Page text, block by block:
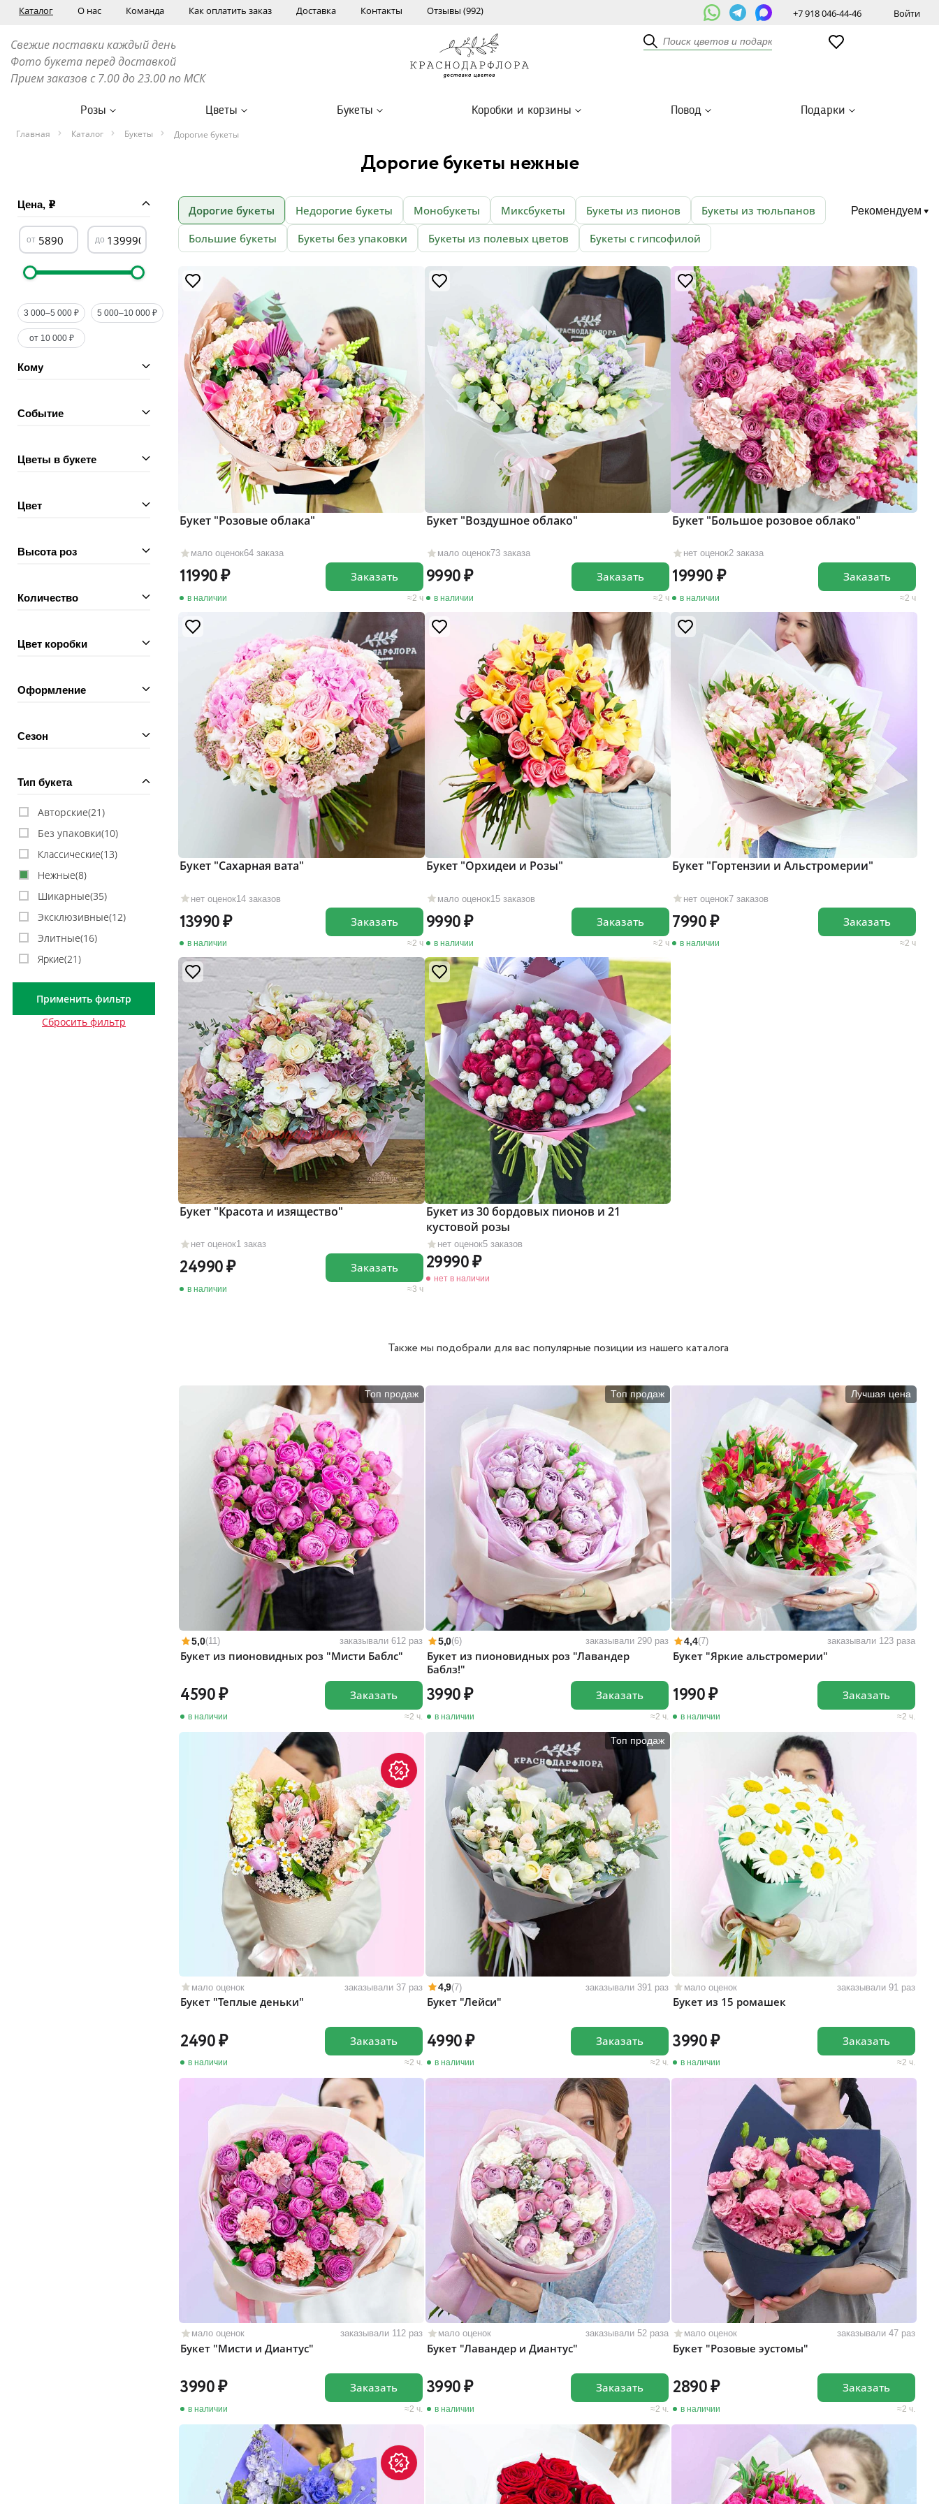
Каталог О нас Команда Как оплатить заказ Доставка Контакты Отзывы (992) +7 918 046-44-46 Войти
Свежие поставки каждый день
Фото букета перед доставкой
Прием заказов с 7.00 до 23.00 по МСК
Розы Цветы Букеты Коробки и корзины Повод Подарки
Главная Каталог Букеты Дорогие букеты
Дорогие букеты нежные
Цена,
3 000–5 000 ₽ 5 000–10 000 ₽
от 10 000 ₽
Кому
Событие
Цветы в букете
Цвет
Высота роз
Количество
Цвет коробки
Оформление
Сезон
Тип букета
Авторские(21)
Без упаковки(10)
Классические(13)
Нежные(8)
Шикарные(35)
Эксклюзивные(12)
Элитные(16)
Яркие(21)
Применить фильтр
Сбросить фильтр
Дорогие букеты Недорогие букеты Монобукеты Миксбукеты Букеты из пионов
Букеты из тюльпанов
Большие букеты
Букеты без упаковки Букеты из полевых цветов Букеты с гипсофилой
Рекомендуем
мало оценок64 заказа
Букет "Розовые облака"
11990
в наличии 2 ч
Заказать
мало оценок73 заказа
Букет "Воздушное облако"
9990
в наличии 2 ч
Заказать
нет оценок2 заказа
Букет "Большое розовое облако"
19990
в наличии 2 ч
Заказать
нет оценок14 заказов
Букет "Сахарная вата"
13990
в наличии 2 ч
Заказать
мало оценок15 заказов
Букет "Орхидеи и Розы"
9990
в наличии 2 ч
Заказать
нет оценок7 заказов
Букет "Гортензии и Альстромерии"
7990
в наличии 2 ч
Заказать
нет оценок1 заказ
Букет "Красота и изящество"
24990
в наличии 3 ч
Заказать
нет оценок5 заказов
Букет из 30 бордовых пионов и 21
кустовой розы
29990
нет в наличии
Также мы подобрали для вас популярные позиции из нашего каталога
Топ продаж
5,0(11) заказывали 612 раз
Букет из пионовидных роз "Мисти Баблс"
4590
в наличии 2 ч.
Заказать
Топ продаж
5,0(6) заказывали 290 раз
Букет из пионовидных роз "Лавандер
Баблз!"
3990
в наличии 2 ч.
Заказать
Лучшая цена
4,4(7) заказывали 123 раза
Букет "Яркие альстромерии"
1990
в наличии 2 ч.
Заказать
мало оценок заказывали 37 раз
Букет "Теплые деньки"
2490
в наличии 2 ч.
Заказать
Топ продаж
4,9(7) заказывали 391 раз
Букет "Лейси"
4990
в наличии 2 ч.
Заказать
мало оценок заказывали 91 раз
Букет из 15 ромашек
3990
в наличии 2 ч.
Заказать
мало оценок заказывали 112 раз
Букет "Мисти и Диантус"
3990
в наличии 2 ч.
Заказать
мало оценок заказывали 52 раза
Букет "Лавандер и Диантус"
3990
в наличии 2 ч.
Заказать
мало оценок заказывали 47 раз
Букет "Розовые эустомы"
2890
в наличии 2 ч.
Заказать